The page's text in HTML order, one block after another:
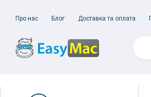
Про нас Блог Доставка та оплата